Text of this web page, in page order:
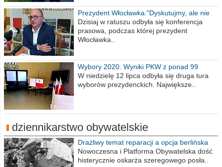
Prezydent Włocławka:"Dyskutujmy, ale nie
obrażajmy się”
Dzisiaj w ratuszu odbyła się konferencja
prasowa, podczas której prezydent
Włocławka..
Wybory 2020. Wyniki PKW z ponad 99
procent obwodów
W niedzielę 12 lipca odbyła się druga tura
wyborów prezydenckich. Największe..
dziennikarstwo obywatelskie
Drażliwy temat reparacji a opcja berlińska
Nowoczesna i Platforma Obywatelska dość
histerycznie oskarża szeregowego posła..